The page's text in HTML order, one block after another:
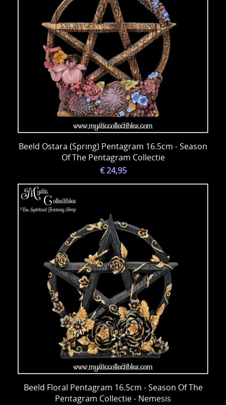
Beeld Ostara (Spring) Pentagram 16.5cm - Season
Of The Pentagram Collectie
€ 24,95
Beeld Floral Pentagram 16.5cm - Season Of The
Pentagram Collectie - Nemesis